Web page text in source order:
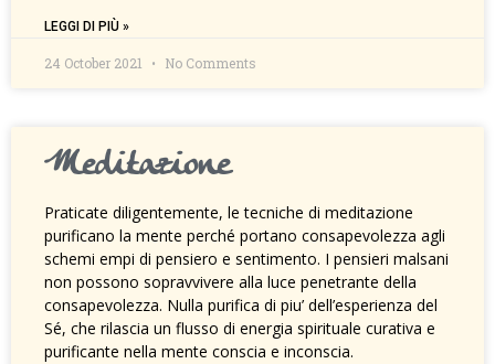
LEGGI DI PIÙ »
24 October 2021 No Comments
Meditazione
Praticate diligentemente, le tecniche di meditazione
purificano la mente perché portano consapevolezza agli
schemi empi di pensiero e sentimento. I pensieri malsani
non possono sopravvivere alla luce penetrante della
consapevolezza. Nulla purifica di piu’ dell’esperienza del
Sé, che rilascia un flusso di energia spirituale curativa e
purificante nella mente conscia e inconscia.